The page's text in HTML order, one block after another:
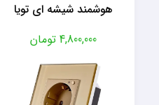
هوشمند شیشه ای تویا
4,800,000 تومان